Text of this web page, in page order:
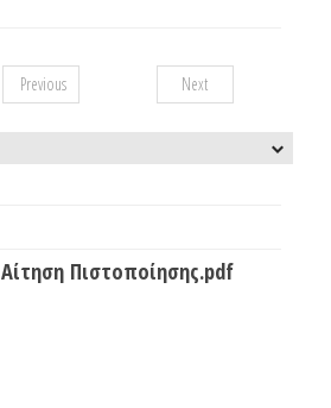
Previous Next
Αίτηση Πιστοποίησης.pdf